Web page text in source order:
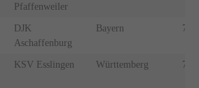
Pfaffenweiler
DJK
Aschaffenburg
Bayern 7.
KSV Esslingen Württemberg 7.